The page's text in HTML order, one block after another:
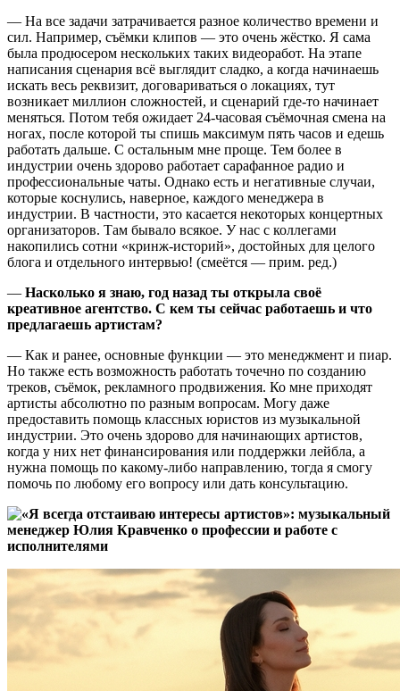
— На все задачи затрачивается разное количество времени и
сил. Например, съёмки клипов — это очень жёстко. Я сама
была продюсером нескольких таких видеоработ. На этапе
написания сценария всё выглядит сладко, а когда начинаешь
искать весь реквизит, договариваться о локациях, тут
возникает миллион сложностей, и сценарий где-то начинает
меняться. Потом тебя ожидает 24-часовая съёмочная смена на
ногах, после которой ты спишь максимум пять часов и едешь
работать дальше. С остальным мне проще. Тем более в
индустрии очень здорово работает сарафанное радио и
профессиональные чаты. Однако есть и негативные случаи,
которые коснулись, наверное, каждого менеджера в
индустрии. В частности, это касается некоторых концертных
организаторов. Там бывало всякое. У нас с коллегами
накопились сотни «кринж-историй», достойных для целого
блога и отдельного интервью! (смеётся — прим. ред.)
— Насколько я знаю, год назад ты открыла своё
креативное агентство. С кем ты сейчас работаешь и что
предлагаешь артистам?
— Как и ранее, основные функции — это менеджмент и пиар.
Но также есть возможность работать точечно по созданию
треков, съёмок, рекламного продвижения. Ко мне приходят
артисты абсолютно по разным вопросам. Могу даже
предоставить помощь классных юристов из музыкальной
индустрии. Это очень здорово для начинающих артистов,
когда у них нет финансирования или поддержки лейбла, а
нужна помощь по какому-либо направлению, тогда я смогу
помочь по любому его вопросу или дать консультацию.